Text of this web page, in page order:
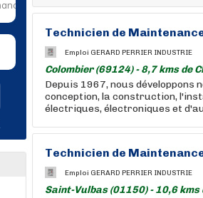
Technicien de
Emploi GERARD PERRIER INDUSTRIE
Colombier (69124) - 8,7 kms de
Depuis 1967, nous
conception, la construction,
électriques, électroniques et
Technicien de
Emploi GERARD PERRIER INDUSTRIE
Saint-Vulbas (01150) - 10,6 kms